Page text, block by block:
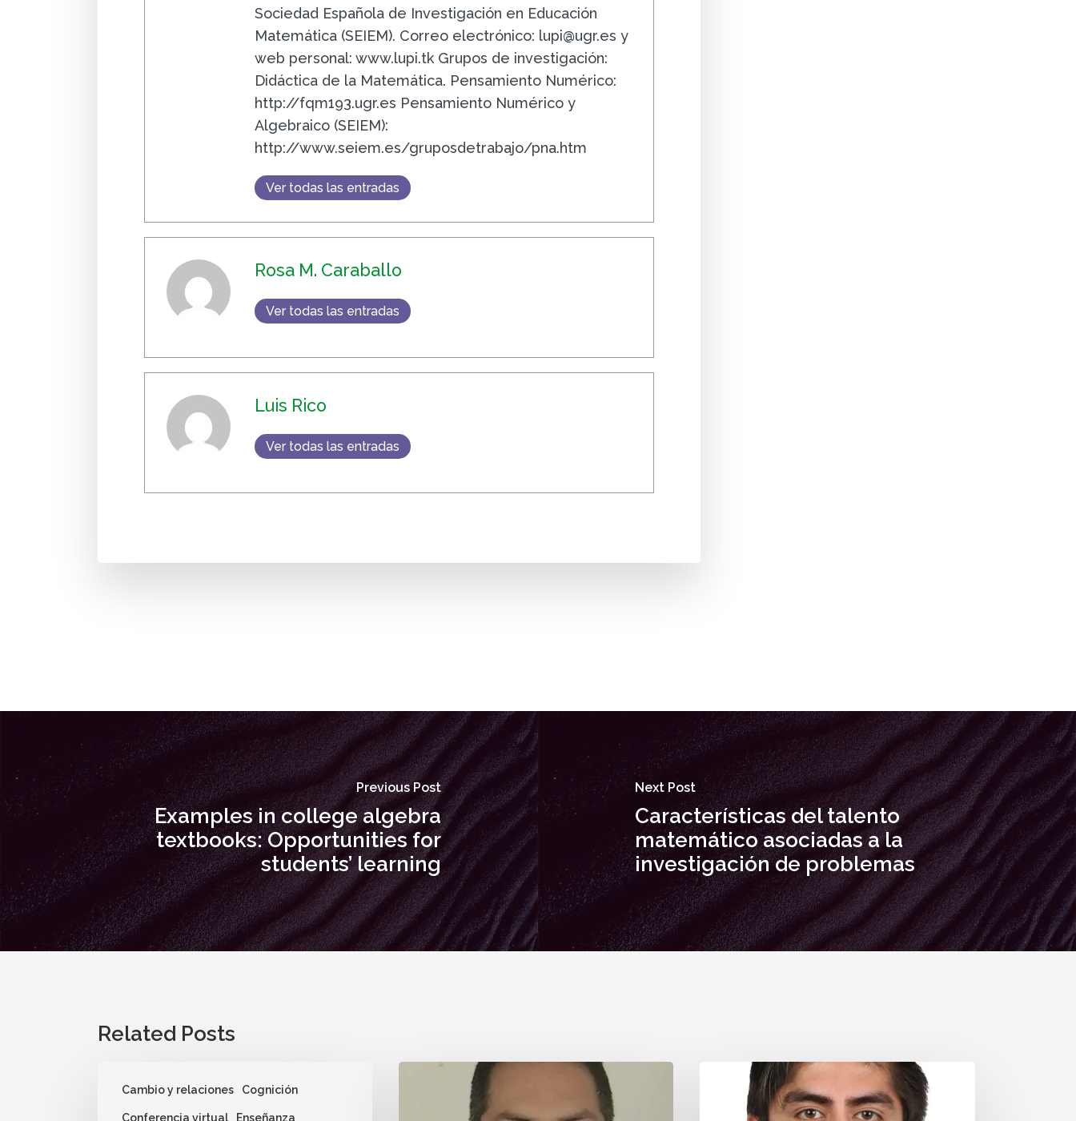
Sociedad Española de Investigación en Educación
Matemática (SEIEM). Correo electrónico: lupi@ugr.es y
web personal: www.lupi.tk Grupos de investigación:
Didáctica de la Matemática. Pensamiento Numérico:
http://fqm193.ugr.es Pensamiento Numérico y
Algebraico (SEIEM):
http://www.seiem.es/gruposdetrabajo/pna.htm
Ver todas las entradas
Rosa M. Caraballo
Ver todas las entradas
Luis Rico
Ver todas las entradas
Previous Post
Examples in college algebra
textbooks: Opportunities for
students’ learning
Next Post
Características del talento
matemático asociadas a la
investigación de problemas
Related Posts
Cambio y relaciones Cognición
Conferencia virtual Enseñanza